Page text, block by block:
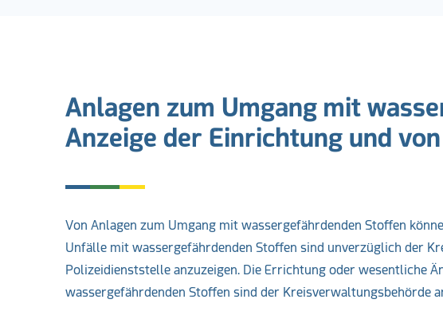
Anlagen zum Umgang mit
Anzeige der Einrichtung und
Von Anlagen zum Umgang mit wassergefährdenden Stoffen
Unfälle mit wassergefährdenden Stoffen sind unverzüglich der
Polizeidienststelle anzuzeigen. Die Errichtung oder wesentliche
wassergefährdenden Stoffen sind der Kreisverwaltungsbehörde